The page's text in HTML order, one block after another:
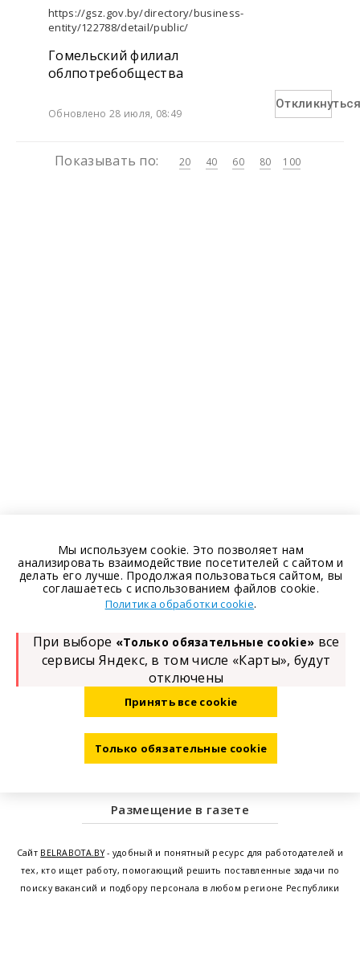
https://gsz.gov.by/directory/business-
entity/122788/detail/public/
Гомельский филиал
облпотребобщества
Обновлено 28 июля, 08:49
Показывать по: 20 40 60 80 100
Размещение в газете
Сайт BELRABOTA.BY- удобный и понятный ресурс для работодателей и
тех, кто ищет работу, помогающий решить поставленные задачи по
поиску вакансий и подбору персонала в любом регионе Республики
Мы используем cookie. Это позволяет нам
анализировать взаимодействие посетителей с сайтом и
делать его лучше. Продолжая пользоваться сайтом, вы
соглашаетесь с использованием файлов cookie.
Политика обработки cookie.
При выборе «Только обязательные cookie» все
сервисы Яндекс, в том числе «Карты», будут
отключены
Принять все cookie
Только обязательные cookie